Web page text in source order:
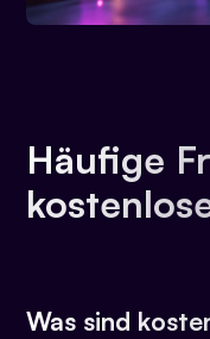
Häufige
Was sind